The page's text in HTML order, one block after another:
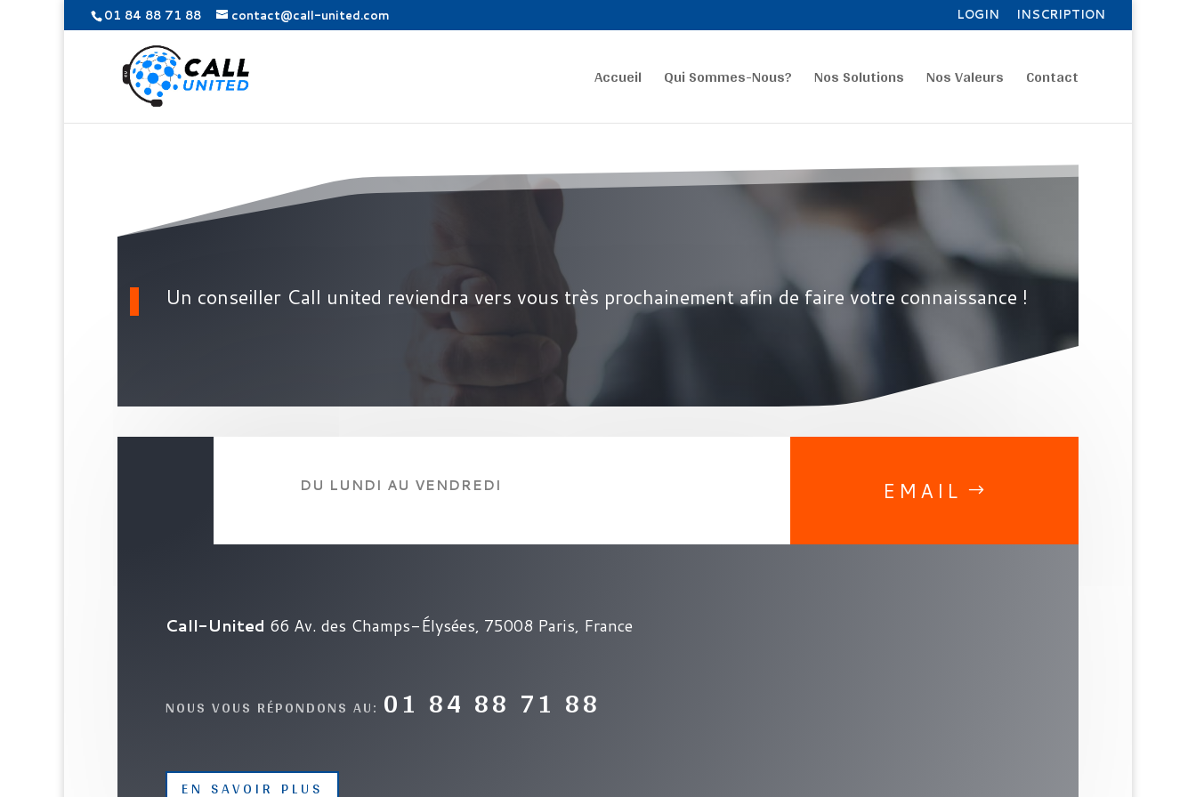
01 84 88 71 88 contact@call-united.com LOGIN INSCRIPTION
Accueil Qui Sommes-Nous? Nos Solutions Nos Valeurs Contact
Un conseiller Call united reviendra vers vous très prochainement afin de faire votre connaissance !
DU LUNDI AU VENDREDI EMAIL
Call-United 66 Av. des Champs-Élysées, 75008 Paris, France
NOUS VOUS RÉPONDONS AU: 01 84 88 71 88
EN SAVOIR PLUS